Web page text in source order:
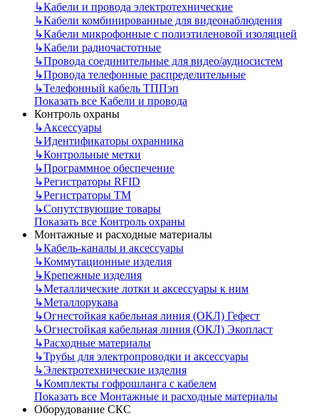
↳Кабели и провода электротехнические
↳Кабели комбинированные для видеонаблюдения
↳Кабели микрофонные с полиэтиленовой изоляцией
↳Кабели радиочастотные
↳Провода соединительные для видео/аудиосистем
↳Провода телефонные распределительные
↳Телефонный кабель ТППэп
Показать все Кабели и провода
Контроль охраны
↳Аксессуары
↳Идентификаторы охранника
↳Контрольные метки
↳Программное обеспечение
↳Регистраторы RFID
↳Регистраторы ТМ
↳Сопутствующие товары
Показать все Контроль охраны
Монтажные и расходные материалы
↳Кабель-каналы и аксессуары
↳Коммутационные изделия
↳Крепежные изделия
↳Металлические лотки и аксессуары к ним
↳Металлорукава
↳Огнестойкая кабельная линия (ОКЛ) Гефест
↳Огнестойкая кабельная линия (ОКЛ) Экопласт
↳Расходные материалы
↳Трубы для электропроводки и аксессуары
↳Электротехнические изделия
↳Комплекты гофрошланга с кабелем
Показать все Монтажные и расходные материалы
Оборудование СКС